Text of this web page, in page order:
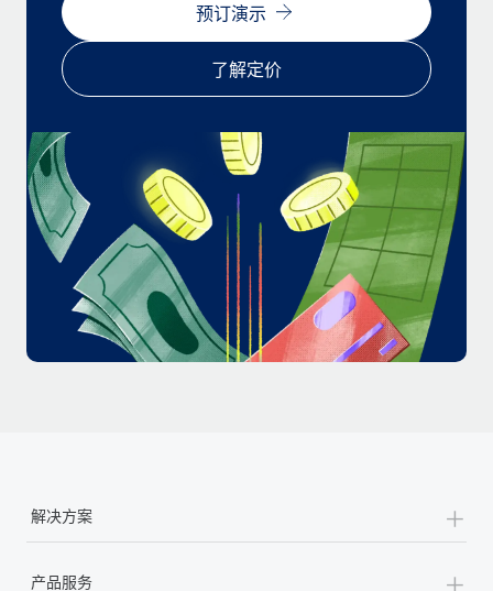
了解更多
预订演示
了解定价
解决方案 +
产品服务 +